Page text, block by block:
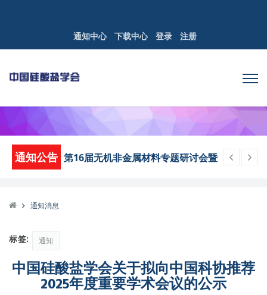
通知中心 下载中心 登录 注册
通知公告 第16届无机非金属材料专题研讨会暨
通知消息
标签: 通知
中国硅酸盐学会关于拟向中国科协推荐
2025年度重要学术会议的公示